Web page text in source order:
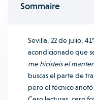
Sommaire
Sevilla, 22 de julio,
acondicionado que
me hicisteis el
buscas el parte de
pero el técnico anotó